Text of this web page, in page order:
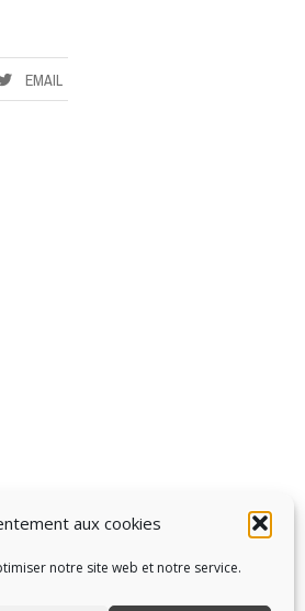
aux cookies
notre site web et notre service.
EMAIL